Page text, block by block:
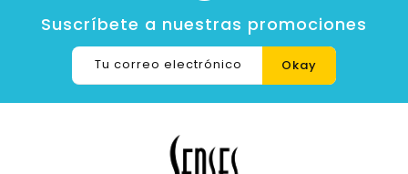
Suscríbete a nuestras promociones